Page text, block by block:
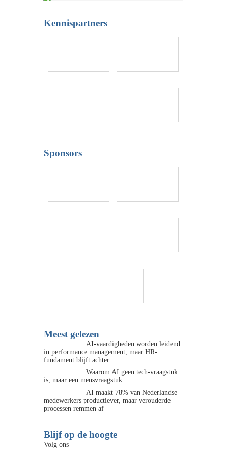
Kennispartners
Sponsors
Meest gelezen
AI-vaardigheden worden leidend
in performance management, maar HR-
fundament blijft achter
Waarom AI geen tech-vraagstuk
is, maar een mensvraagstuk
AI maakt 78% van Nederlandse
medewerkers productiever, maar verouderde
processen remmen af
Blijf op de hoogte
Volg ons